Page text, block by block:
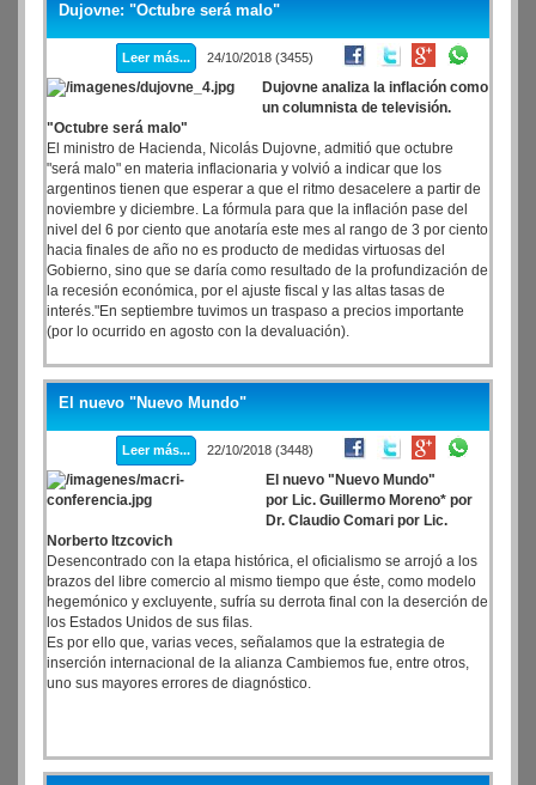
Dujovne: "Octubre será malo"
Leer más... 24/10/2018 (3455)
Dujovne analiza la inflación como
un columnista de televisión.
"Octubre será malo"
El ministro de Hacienda, Nicolás Dujovne, admitió que octubre
"será malo" en materia inflacionaria y volvió a indicar que los
argentinos tienen que esperar a que el ritmo desacelere a partir de
noviembre y diciembre. La fórmula para que la inflación pase del
nivel del 6 por ciento que anotaría este mes al rango de 3 por ciento
hacia finales de año no es producto de medidas virtuosas del
Gobierno, sino que se daría como resultado de la profundización de
la recesión económica, por el ajuste fiscal y las altas tasas de
interés."En septiembre tuvimos un traspaso a precios importante
(por lo ocurrido en agosto con la devaluación).
El nuevo "Nuevo Mundo"
Leer más... 22/10/2018 (3448)
El nuevo "Nuevo Mundo"
por Lic. Guillermo Moreno* por
Dr. Claudio Comari por Lic.
Norberto Itzcovich
Desencontrado con la etapa histórica, el oficialismo se arrojó a los
brazos del libre comercio al mismo tiempo que éste, como modelo
hegemónico y excluyente, sufría su derrota final con la deserción de
los Estados Unidos de sus filas.
Es por ello que, varias veces, señalamos que la estrategia de
inserción internacional de la alianza Cambiemos fue, entre otros,
uno sus mayores errores de diagnóstico.